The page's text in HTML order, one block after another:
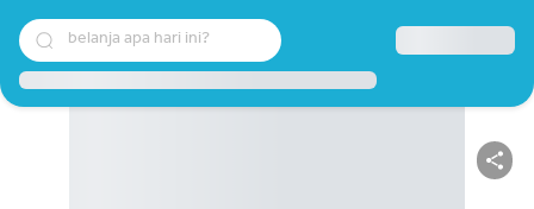
belanja apa hari ini?